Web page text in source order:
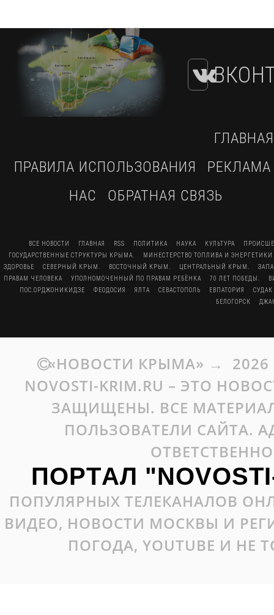
ГЛАВНАЯ
ПРАВИЛА ИСПОЛЬЗОВАНИЯ
РЕКЛАМА
НАС
ОБРАТНАЯ СВЯЗЬ
ВСЕ НОВОСТИ ГЛАВНАЯ RSS ПОЛИТИКА НАУКА КУЛЬТУРА
ГОСУДАРСТВЕННЫЕ СТРУКТУРЫ КРЫМА.
МИНЕСТЕРСТВО ТОПЛИВА И
ЗДОРОВЬЕ
СЕВЕРНЫЙ КРЫМ. ВОСТОЧНЫЙ КРЫМ. ЦЕНТРАЛЬНЫЙ КРЫМ.
ПРАВАМ ЧЕЛОВЕКА
УПОЛНОМОЧЕННЫЙ ПО ПРАВАМ РЕБЁНКА 70 ЛЕТ ПОБЕДЫ.
ПОС.ОРДЖОНИКИДЗЕ
ФЕОДОСИЯ ЯЛТА СЕВАСТОПОЛЬ ЕВПАТОРИЯ
СУДАК
БЕЛОГОРСК
«НОВОСТИ КРЫМА» → 2026
NOVOSTI-KRIM.RU – ЭТО
ЗАЩИЩЕНЫ. ВСЕ
ПОЛЬЗОВАТЕЛИ САЙТА.
ПОРТАЛ
ПОПУЛЯРНЫХ ТЕЛЕКАНАЛОВ
ВИДЕО, НОВОСТИ МОСКВЫ И
ПОГОДА, YOUTUBE И